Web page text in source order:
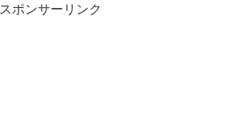
スポンサーリンク